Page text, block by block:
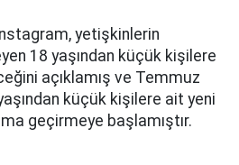
yetişkinlerin
18 yaşından küçük kişilere
açıklamış ve Temmuz
küçük kişilere ait yeni
geçirmeye başlamıştır.